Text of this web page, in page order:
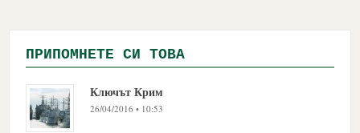
ПРИПОМНЕТЕ СИ ТОВА
Ключът Крим
26/04/2016 • 10:53